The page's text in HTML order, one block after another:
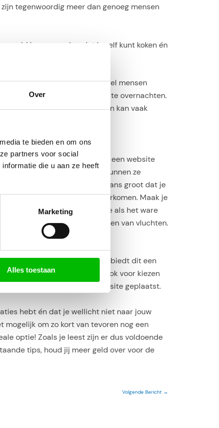
Over
te bieden en om ons
partners voor social
die u aan ze heeft
Marketing
Alles toestaan
tegenwoordig meer dan genoeg mensen
geld besparen doordat je zelf kunt koken én
huis van andere mensen. Veel mensen
kans om in echte pareltjes te overnachten.
is. Dit oppassen op huizen kan vaak
goedkeuren wanneer we een website
jouw IP-adres. Hierdoor kunnen ze
gezocht, dan is de kans groot dat je
Met een VPN kun je dit voorkomen. Maak je
maakt. Hierdoor zoek je als het ware
accommodaties als het boeken van vluchten.
vroeg te boeken. Niet alleen biedt dit een
bestemming, dan kun je er ook voor kiezen
voor dumpprijzen op de website geplaatst.
hebt én dat je wellicht niet naar jouw
om zo kort van tevoren nog een
optie! Zoals je leest zijn er dus voldoende
tips, houd jij meer geld over voor de
Volgende Bericht →